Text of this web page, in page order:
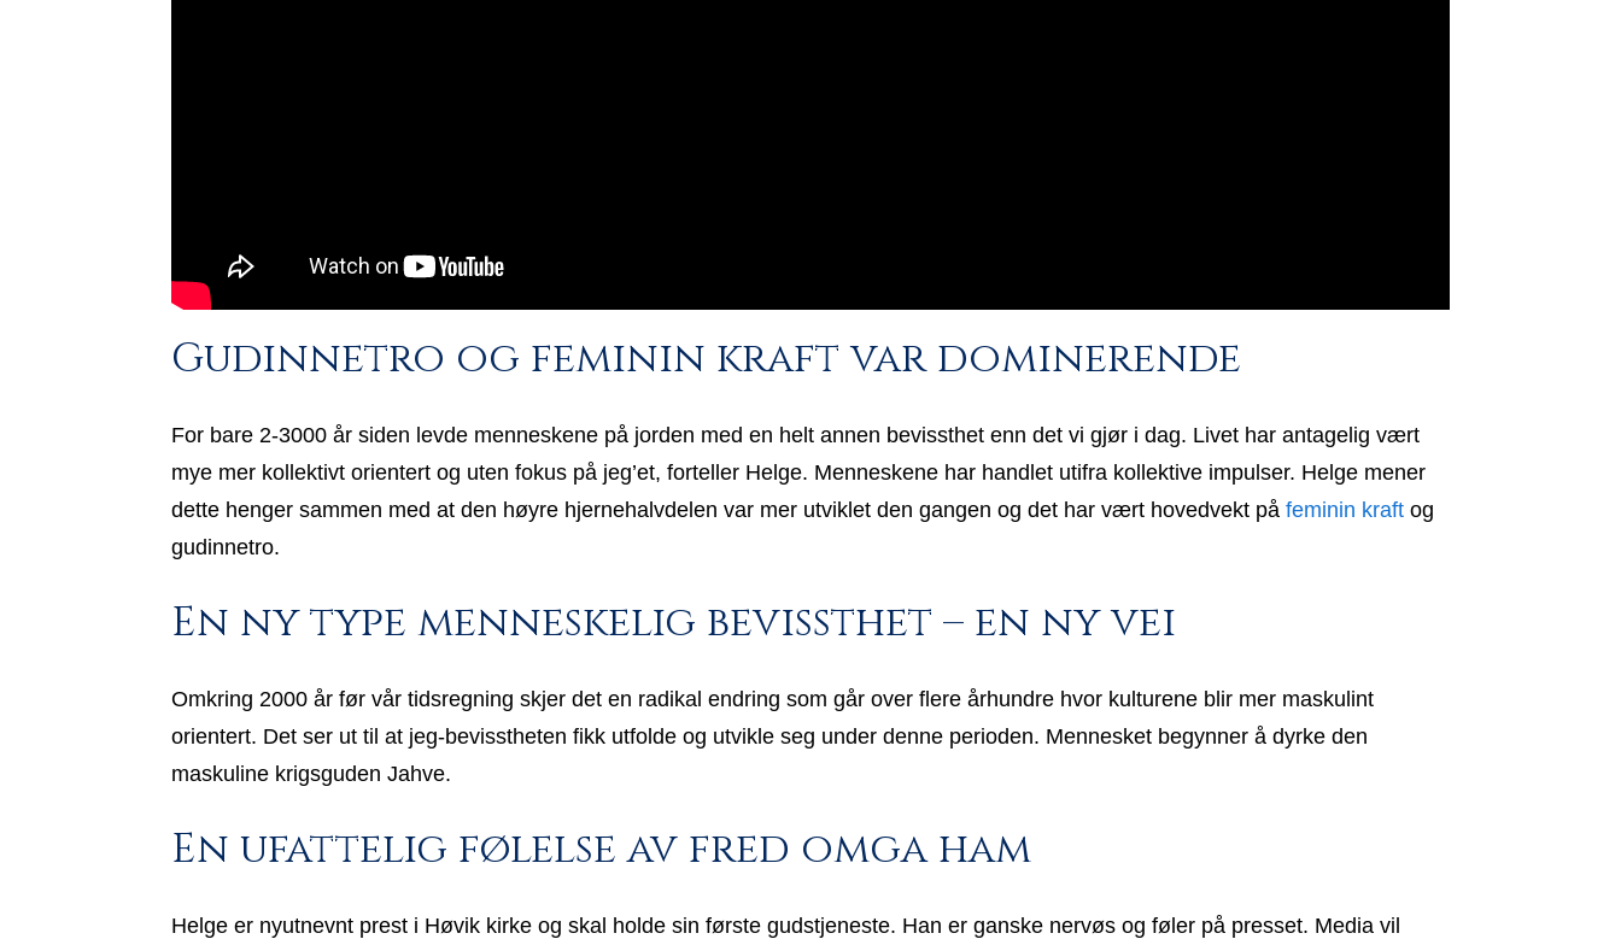
Gudinnetro og feminin kraft var dominerende
For bare 2-3000 år siden levde menneskene på jorden med en helt annen bevissthet enn det vi gjør i dag. Livet har antagelig vært
mye mer kollektivt orientert og uten fokus på jeg’et, forteller Helge. Menneskene har handlet utifra kollektive impulser. Helge mener
dette henger sammen med at den høyre hjernehalvdelen var mer utviklet den gangen og det har vært hovedvekt på feminin kraft og
gudinnetro.
En ny type menneskelig bevissthet – en ny vei
Omkring 2000 år før vår tidsregning skjer det en radikal endring som går over flere århundre hvor kulturene blir mer maskulint
orientert. Det ser ut til at jeg-bevisstheten fikk utfolde og utvikle seg under denne perioden. Mennesket begynner å dyrke den
maskuline krigsguden Jahve.
En ufattelig følelse av fred omga ham
Helge er nyutnevnt prest i Høvik kirke og skal holde sin første gudstjeneste. Han er ganske nervøs og føler på presset. Media vil